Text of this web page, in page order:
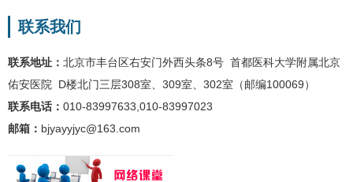
联系我们
联系地址： 北京市丰台区右安门外西头条8号 首都医科大学附属北京
佑安医院 D楼北门三层308室、309室、302室（邮编100069）
联系电话： 010-83997633,010-83997023
邮箱： bjyayyjyc@163.com